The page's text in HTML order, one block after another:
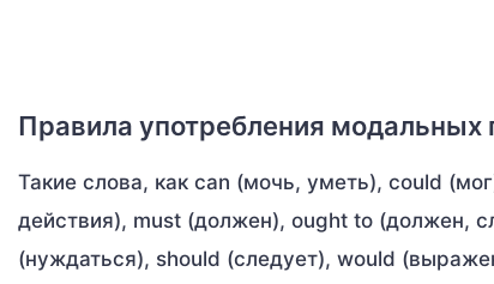
Правила употребления модальных
Такие слова, как can (мочь, уметь), could
действия), must (должен), ought to (должен,
(нуждаться), should (следует), would